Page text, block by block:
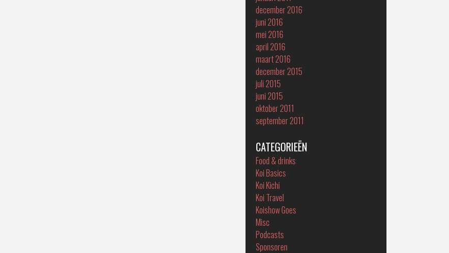
december 2016
juni 2016
mei 2016
april 2016
maart 2016
december 2015
juli 2015
juni 2015
oktober 2011
september 2011
CATEGORIEËN
Food & drinks
Koi Basics
Koi Kichi
Koi Travel
Koishow Goes
Misc
Podcasts
Sponsoren